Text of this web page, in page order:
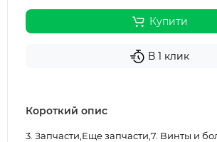
Купити
В 1 клик
Короткий опис
3. Запчасти,Еще запчасти,7. Винты и